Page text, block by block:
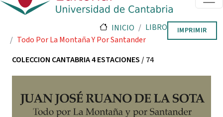
INICIO
LIBRO
Todo Por La Montaña Y Por Santander
IMPRIMIR
COLECCION CANTABRIA 4 ESTACIONES/ 74